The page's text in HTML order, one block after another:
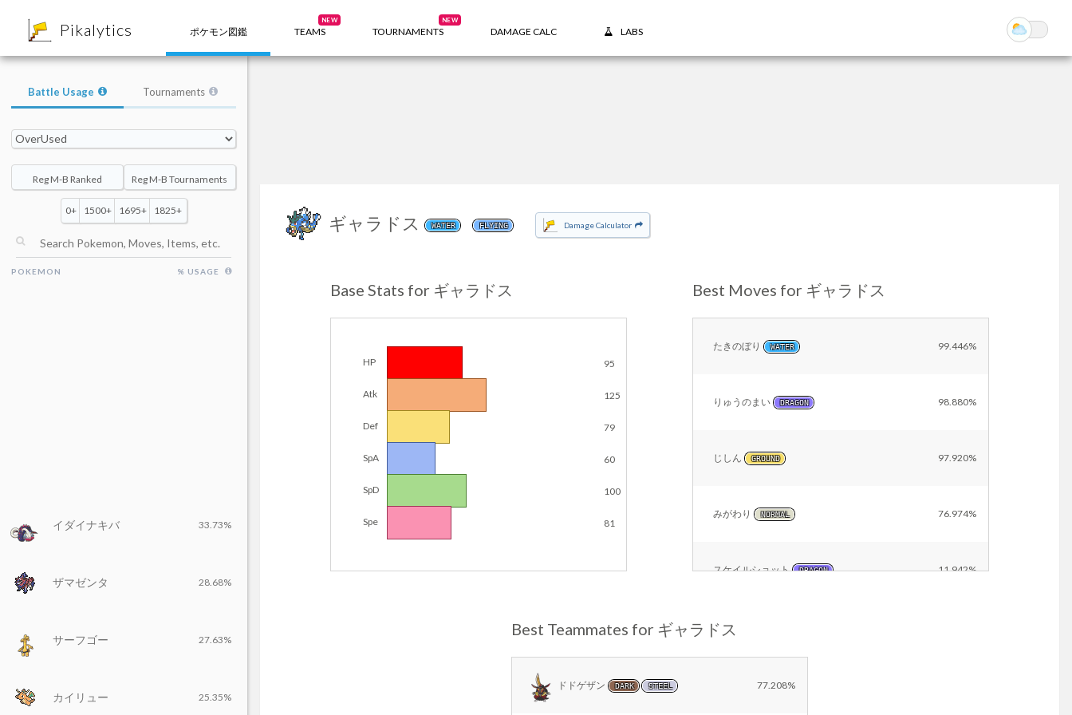
Pikalytics ポケモン図鑑 TEAMS
NEW
TOURNAMENTS
NEW
DAMAGE CALC LABS
ギャラドス WATER FLYING Damage Calculator
Base Stats for ギャラドス
HP 95
Atk 125
Def 79
SpA 60
SpD 100
Spe 81
Best Moves for ギャラドス
たきのぼり WATER 99.446%
りゅうのまい DRAGON 98.880%
じしん GROUND 97.920%
みがわり NORMAL 76.974%
スケイルショット DRAGON 11.942%
Other
Best Teammates for ギャラドス
ドドゲザン DARK STEEL 77.208%
Battle Usage Tournaments
Reg M-B Ranked Reg M-B Tournaments
0+ 1500+ 1695+ 1825+
POKEMON % USAGE
イダイナキバ 33.73%
ザマゼンタ 28.68%
サーフゴー 27.63%
カイリュー 25.35%